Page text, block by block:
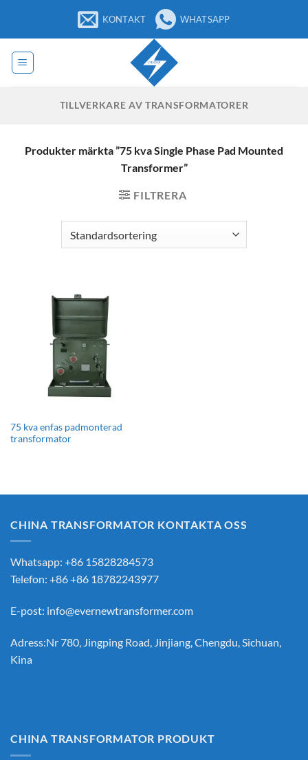
innehåll
KONTAKT WHATSAPP
TILLVERKARE AV TRANSFORMATORER
Produkter märkta ”75 kva Single Phase Pad Mounted
Transformer”
FILTRERA
75 kva enfas padmonterad
transformator
CHINA TRANSFORMATOR KONTAKTA OSS
Whatsapp: +86 15828284573
Telefon: +86 +86 18782243977
E-post: info@evernewtransformer.com
Adress:Nr 780, Jingping Road, Jinjiang, Chengdu, Sichuan,
Kina
CHINA TRANSFORMATOR PRODUKT